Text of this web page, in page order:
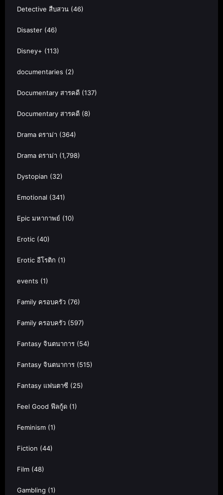
Detective สืบสวน (46)
Disaster (46)
Disney+ (113)
documentaries (2)
Documentary สารคดี (137)
Documentary สารคดี (8)
Drama ดราม่า (364)
Drama ดราม่า (1,798)
Dystopian (32)
Emotional (341)
Epic มหากาพย์ (10)
Erotic (40)
Erotic อีโรติก (1)
events (1)
Family ครอบครัว (76)
Family ครอบครัว (597)
Fantasy จินตนาการ (54)
Fantasy จินตนาการ (515)
Fantasy แฟนตาซี (25)
Feel Good ฟีลกู้ด (1)
Feminism (1)
Fiction (44)
Film (48)
Gambling (1)